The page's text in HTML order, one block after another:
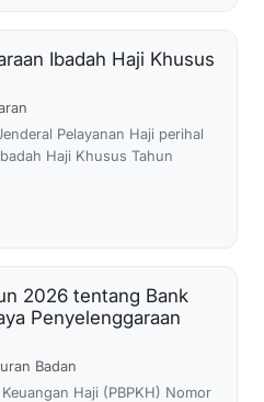
Ibadah Haji Khusus
Pelayanan Haji perihal
Haji Khusus Tahun
2026 tentang Bank
Penyelenggaraan
Badan
Haji (PBPKH) Nomor